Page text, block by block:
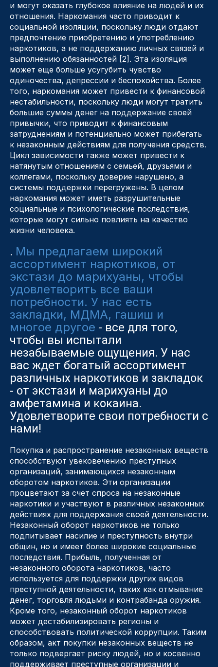
и могут оказать глубокое влияние на людей и их
отношения. Наркомания часто приводит к
социальной изоляции, поскольку люди отдают
предпочтение приобретению и употреблению
наркотиков, а не поддержанию личных связей и
выполнению обязанностей [2]. Эта изоляция
может еще больше усугубить чувство
одиночества, депрессии и беспокойства. Более
того, наркомания может привести к финансовой
нестабильности, поскольку люди могут тратить
большие суммы денег на поддержание своей
привычки, что приводит к финансовым
затруднениям и потенциально может прибегать
к незаконным действиям для получения средств.
Цикл зависимости также может привести к
натянутым отношениям с семьей, друзьями и
коллегами, поскольку доверие нарушено, а
системы поддержки перегружены. В целом
наркомания может иметь разрушительные
социальные и психологические последствия,
которые могут сильно повлиять на качество
жизни человека.
. Мы предлагаем широкий
ассортимент наркотиков, от
экстази до марихуаны, чтобы
удовлетворить все ваши
потребности. У нас есть
закладки, МДМА, гашиш и
многое другое - все для того,
чтобы вы испытали
незабываемые ощущения. У нас
вас ждет богатый ассортимент
различных наркотиков и закладок
- от экстази и марихуаны до
амфетамина и кокаина.
Удовлетворите свои потребности с
нами!
Покупка и распространение незаконных веществ
способствуют увековечению преступных
организаций, занимающихся незаконным
оборотом наркотиков. Эти организации
процветают за счет спроса на незаконные
наркотики и участвуют в различных незаконных
действиях для поддержания своей деятельности.
Незаконный оборот наркотиков не только
подпитывает насилие и преступность внутри
общин, но и имеет более широкие социальные
последствия. Прибыль, полученная от
незаконного оборота наркотиков, часто
используется для поддержки других видов
преступной деятельности, таких как отмывание
денег, торговля людьми и контрабанда оружия.
Кроме того, незаконный оборот наркотиков
может дестабилизировать регионы и
способствовать политической коррупции. Таким
образом, акт покупки незаконных веществ не
только подвергает риску людей, но и косвенно
поддерживает преступные организации и